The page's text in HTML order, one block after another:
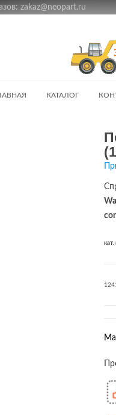
zakaz@neopart.ru
КАТАЛОГ